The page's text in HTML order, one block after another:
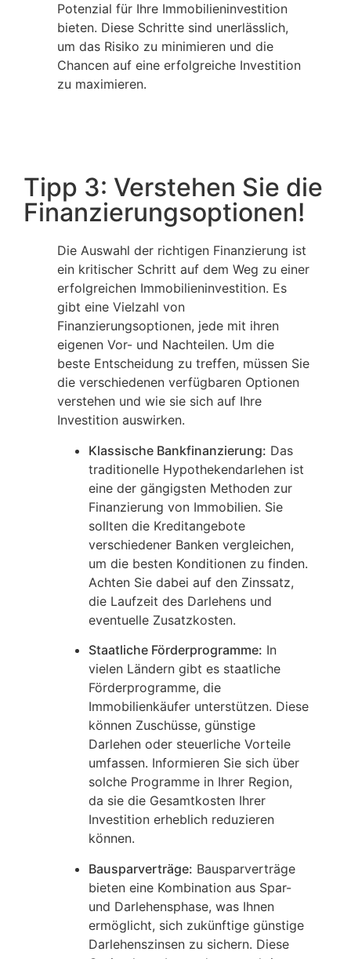
Potenzial für Ihre Immobilieninvestition
bieten. Diese Schritte sind unerlässlich,
um das Risiko zu minimieren und die
Chancen auf eine erfolgreiche Investition
zu maximieren.
Tipp 3: Verstehen Sie die
Finanzierungsoptionen!
Die Auswahl der richtigen Finanzierung ist
ein kritischer Schritt auf dem Weg zu einer
erfolgreichen Immobilieninvestition. Es
gibt eine Vielzahl von
Finanzierungsoptionen, jede mit ihren
eigenen Vor- und Nachteilen. Um die
beste Entscheidung zu treffen, müssen Sie
die verschiedenen verfügbaren Optionen
verstehen und wie sie sich auf Ihre
Investition auswirken.
Klassische Bankfinanzierung: Das
traditionelle Hypothekendarlehen ist
eine der gängigsten Methoden zur
Finanzierung von Immobilien. Sie
sollten die Kreditangebote
verschiedener Banken vergleichen,
um die besten Konditionen zu finden.
Achten Sie dabei auf den Zinssatz,
die Laufzeit des Darlehens und
eventuelle Zusatzkosten.
Staatliche Förderprogramme: In
vielen Ländern gibt es staatliche
Förderprogramme, die
Immobilienkäufer unterstützen. Diese
können Zuschüsse, günstige
Darlehen oder steuerliche Vorteile
umfassen. Informieren Sie sich über
solche Programme in Ihrer Region,
da sie die Gesamtkosten Ihrer
Investition erheblich reduzieren
können.
Bausparverträge: Bausparverträge
bieten eine Kombination aus Spar-
und Darlehensphase, was Ihnen
ermöglicht, sich zukünftige günstige
Darlehenszinsen zu sichern. Diese